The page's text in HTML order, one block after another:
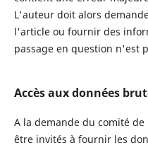
L'auteur doit alors
l'article ou fournir des
passage en question n'est
Accès aux données
A la demande du comité
être invités à fournir les